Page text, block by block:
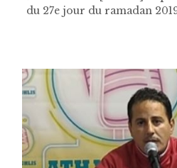
du 27e jour du ramadan